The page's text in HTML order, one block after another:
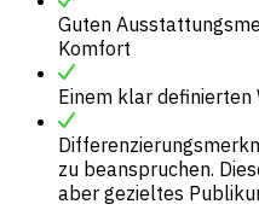
Guten
Komfort
Einem klar definierten
zu beanspruchen.
aber gezieltes